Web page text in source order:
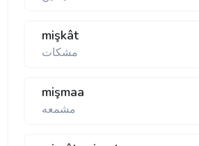
mişkât
مشكات
mişmaa
مشمعه